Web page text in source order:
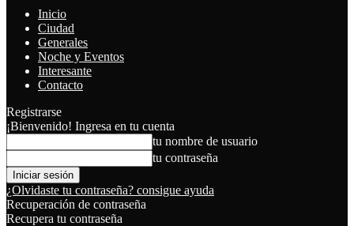
Inicio
Ciudad
Generales
Noche y Eventos
Interesante
Contacto
Registrarse
¡Bienvenido! Ingresa en tu cuenta
tu nombre de usuario
tu contraseña
¿Olvidaste tu contraseña? consigue ayuda
Recuperación de contraseña
Recupera tu contraseña